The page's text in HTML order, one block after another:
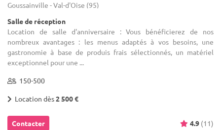
Goussainville - Val-d'Oise (95)
Salle de réception
Location de salle d'anniversaire : Vous bénéficierez de nos
nombreux avantages : les menus adaptés à vos besoins, une
gastronomie à base de produis frais sélectionnés, un matériel
exceptionnel pour une ...
150-500
Location dès2 500 €
Contacter 4.9 (11)